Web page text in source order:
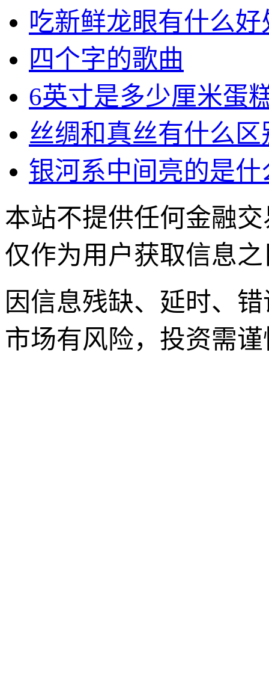
吃新鲜龙眼有什么好
四个字的歌曲
6英寸是多少厘米蛋
丝绸和真丝有什么区
银河系中间亮的是什
本站不提供任何金融
仅作为用户获取信息
因信息残缺、延时、
市场有风险，投资需